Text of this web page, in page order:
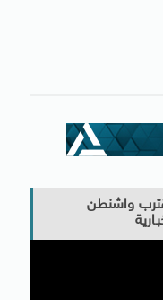
واشنطن